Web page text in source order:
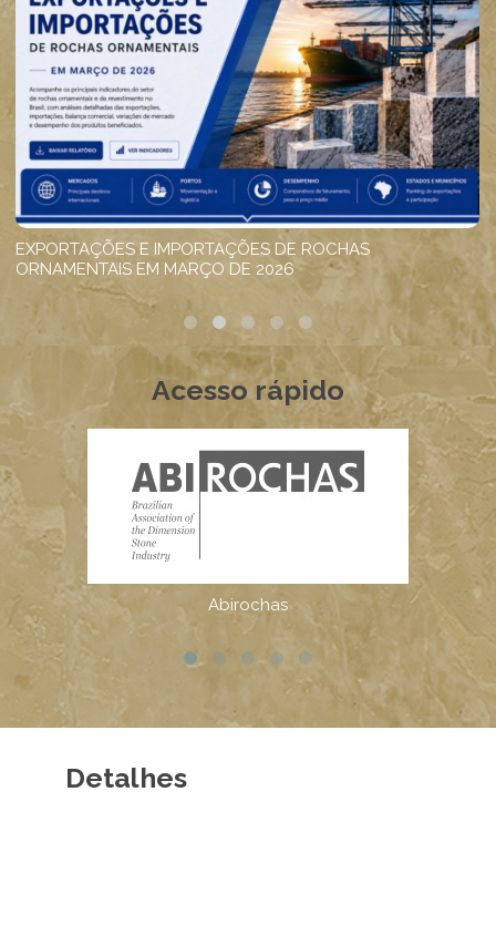
Acesso rápido
Detalhes